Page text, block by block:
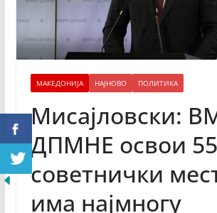
МАКЕДОНИЈА НАЈНОВО ПОЛИТИКА
Мисајловски:
ДПМНЕ освои
советнички
има најмногу